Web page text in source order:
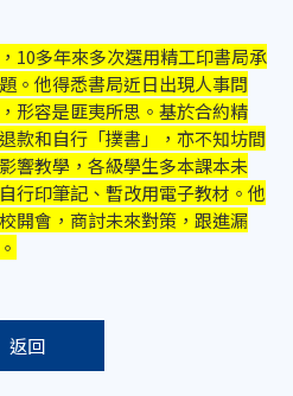
10多年來多次選用精工印書局承
。他得悉書局近日出現人事問
形容是匪夷所思。基於合約精
款和自行「撲書」，亦不知坊間
響教學，各級學生多本課本未
行印筆記、暫改用電子教材。他
開會，商討未來對策，跟進漏
返回